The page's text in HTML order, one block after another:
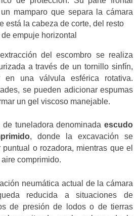
mamparo que separa la cámara
está la cabeza de corte, del resto
empuje horizontal
del escombro se realiza
a través de un tornillo sinfín,
en una válvula esférica rotativa.
se pueden adicionar espumas
un gel viscoso manejable.
tuneladora denominada escudo
, donde la excavación se
o rozadora, mientras que el
comprimido.
neumática actual de la cámara
reducida a situaciones de
de presión de lodos o de tierras